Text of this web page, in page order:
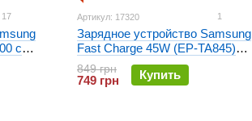
17
с
Артикул: 17320 1
Зарядное устройство Samsung
Fast Charge 45W (EP-TA845)
Черное
849 грн
749 грн Купить